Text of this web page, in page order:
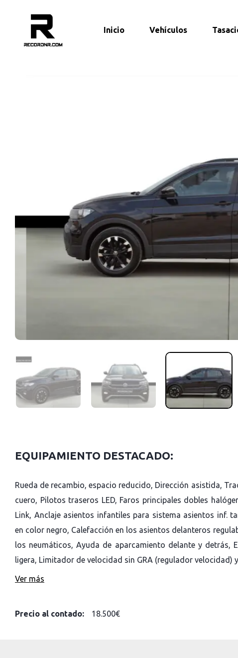
Inicio Vehículos
EQUIPAMIENTO DESTACADO:
Rueda de recambio, espacio reducido, Dirección asistida,
cuero, Pilotos traseros LED, Faros principales dobles
Link, Anclaje asientos infantiles para sistema asientos inf.
en color negro, Calefacción en los asientos delanteros
los neumáticos, Ayuda de aparcamiento delante y detrás,
ligera, Limitador de velocidad sin GRA (regulador velocidad)
Ver más
Precio al contado: 18.500€